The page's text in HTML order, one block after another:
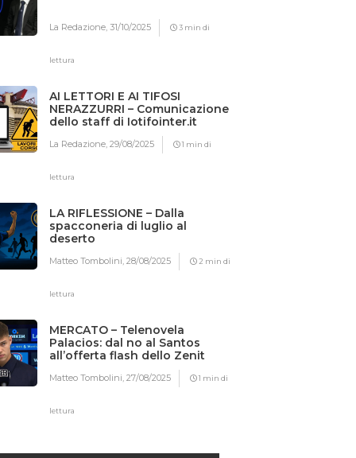
La Redazione,31/10/2025 3 min di
lettura
AI LETTORI E AI TIFOSI
NERAZZURRI – Comunicazione
dello staff di Iotifointer.it
La Redazione,29/08/2025 1 min di
lettura
LA RIFLESSIONE – Dalla
spacconeria di luglio al
deserto
Matteo Tombolini,28/08/2025 2 min di
lettura
MERCATO – Telenovela
Palacios: dal no al Santos
all’offerta flash dello Zenit
Matteo Tombolini,27/08/2025 1 min di
lettura